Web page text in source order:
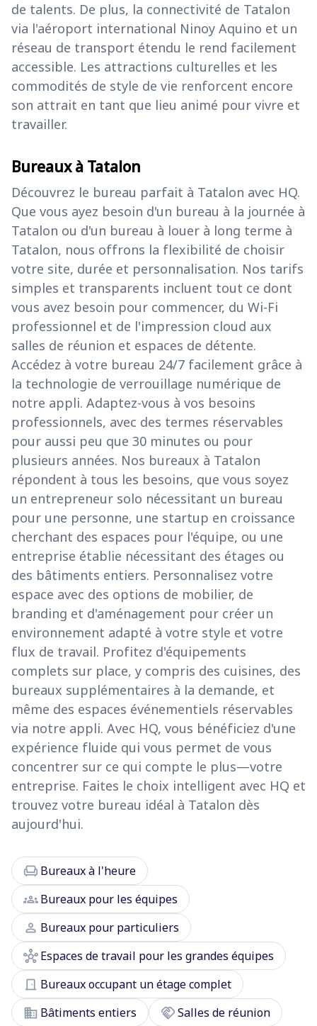
de talents. De plus, la connectivité de Tatalon
via l'aéroport international Ninoy Aquino et un
réseau de transport étendu le rend facilement
accessible. Les attractions culturelles et les
commodités de style de vie renforcent encore
son attrait en tant que lieu animé pour vivre et
travailler.
Bureaux à Tatalon
Découvrez le bureau parfait à Tatalon avec HQ.
Que vous ayez besoin d'un bureau à la journée à
Tatalon ou d'un bureau à louer à long terme à
Tatalon, nous offrons la flexibilité de choisir
votre site, durée et personnalisation. Nos tarifs
simples et transparents incluent tout ce dont
vous avez besoin pour commencer, du Wi-Fi
professionnel et de l'impression cloud aux
salles de réunion et espaces de détente.
Accédez à votre bureau 24/7 facilement grâce à
la technologie de verrouillage numérique de
notre appli. Adaptez-vous à vos besoins
professionnels, avec des termes réservables
pour aussi peu que 30 minutes ou pour
plusieurs années. Nos bureaux à Tatalon
répondent à tous les besoins, que vous soyez
un entrepreneur solo nécessitant un bureau
pour une personne, une startup en croissance
cherchant des espaces pour l'équipe, ou une
entreprise établie nécessitant des étages ou
des bâtiments entiers. Personnalisez votre
espace avec des options de mobilier, de
branding et d'aménagement pour créer un
environnement adapté à votre style et votre
flux de travail. Profitez d'équipements
complets sur place, y compris des cuisines, des
bureaux supplémentaires à la demande, et
même des espaces événementiels réservables
via notre appli. Avec HQ, vous bénéficiez d'une
expérience fluide qui vous permet de vous
concentrer sur ce qui compte le plus—votre
entreprise. Faites le choix intelligent avec HQ et
trouvez votre bureau idéal à Tatalon dès
aujourd'hui.
chair Bureaux à l'heure
groupsBureaux pour les équipes
person Bureaux pour particuliers
hubEspaces de travail pour les grandes équipes
door_front Bureaux occupant un étage complet
domain Bâtiments entiers handshakeSalles de réunion